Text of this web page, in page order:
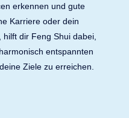
erkennen und gute
Karriere oder dein
dir Feng Shui dabei,
entspannten
Ziele zu erreichen.